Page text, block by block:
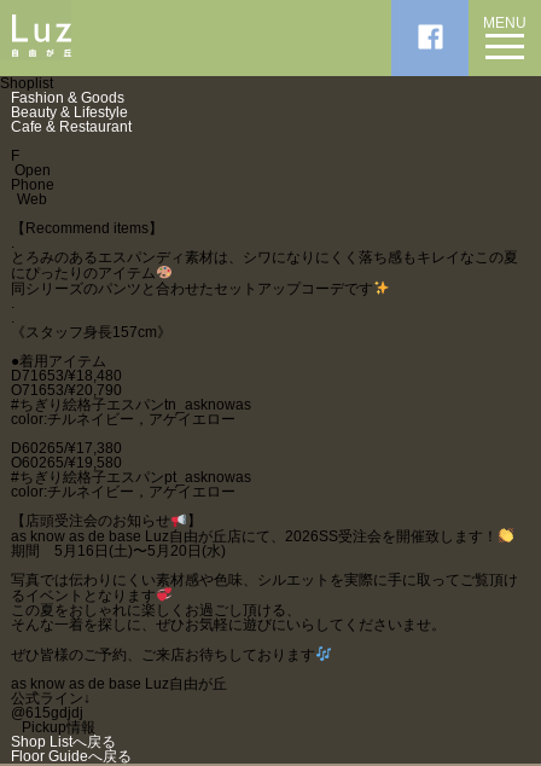
MENU
Shoplist
Fashion & Goods
Beauty & Lifestyle
Cafe & Restaurant
F
Open
Phone
Web
【Recommend items】
.
とろみのあるエスパンディ素材は、シワになりにくく落ち感もキレイなこの夏
にぴったりのアイテム
同シリーズのパンツと合わせたセットアップコーデです
《スタッフ身長157cm》
●着用アイテム
D71653/¥18,480
O71653/¥20,790
#ちぎり絵格子エスパンtn_asknowas
color:チルネイビー，アゲイエロー
D60265/¥17,380
O60265/¥19,580
#ちぎり絵格子エスパンpt_asknowas
color:チルネイビー，アゲイエロー
【店頭受注会のお知らせ
】
as know as de base Luz自由が丘店にて、2026SS受注会を開催致します！
期間 5月16日(土)〜5月20日(水)
写真では伝わりにくい素材感や色味、シルエットを実際に手に取ってご覧頂け
るイベントとなります
この夏をおしゃれに楽しくお過ごし頂ける、
そんな一着を探しに、ぜひお気軽に遊びにいらしてくださいませ。
ぜひ皆様のご予約、ご来店お待ちしております
as know as de base Luz自由が丘
公式ライン↓
@615gdjdj
Pickup情報
Shop Listへ戻る
Floor Guideへ戻る